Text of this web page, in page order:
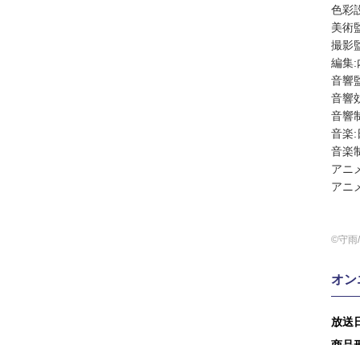
色彩
美術
撮影
編集:
音響
音響
音響
音楽:
音楽
アニ
アニ
©守雨
オン
放送